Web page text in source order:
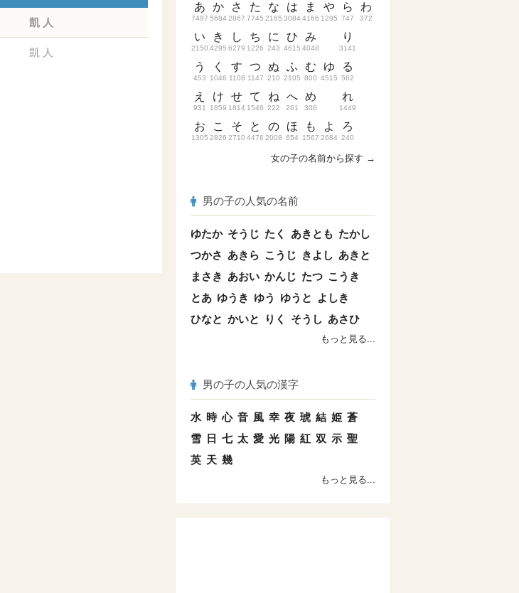
凱 人
凱 人
あ
7497
い
2150
う
453
え
931
お
1305
か
5684
き
4295
く
1046
け
1859
こ
2826
さ
2867
し
6279
す
1108
せ
1814
そ
2710
た
7745
ち
1226
つ
1147
て
1546
と
4476
な
2165
に
243
ぬ
210
ね
222
の
2008
は
3084
ひ
4615
ふ
2105
へ
261
ほ
654
ま
4166
み
4048
む
800
め
306
も
1567
や
1295
ゆ
4515
よ
2684
ら
747
り
3141
る
562
れ
1449
ろ
240
わ
372
女の子の名前から探す →
男の子の人気の名前
ゆたか そうじ たく あきとも たかし
つかさ あきら こうじ きよし あきと
まさき あおい かんじ たつ こうき
とあ ゆうき ゆう ゆうと
よしき
ひなと かいと りく そうし あさひ
もっと見る...
男の子の人気の漢字
水 時 心 音 風 幸 夜 琥 結 姫 蒼
雪
日 七 太 愛 光 陽 紅 双 示 聖
英 天 幾
もっと見る...